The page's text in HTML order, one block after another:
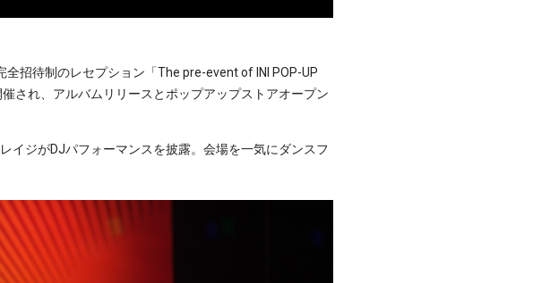
招待制のレセプション「The pre-event of INI POP-UP
催され、アルバムリリースとポップアップストアオープン
イジがDJパフォーマンスを披露。会場を一気にダンスフ